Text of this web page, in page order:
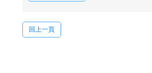
回上一頁